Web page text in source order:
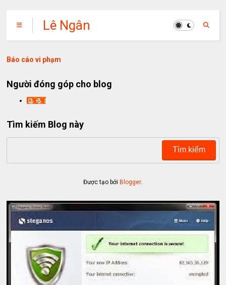
Lê Ngân
Báo cáo vi phạm
Người đóng góp cho blog
lengan
Tìm kiếm Blog này
Được tạo bởiBlogger.